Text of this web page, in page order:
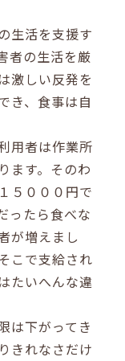
生活を支援す
者の生活を厳
激しい反発を
き、食事は自
用者は作業所
ます。そのわ
５０００円で
ったら食べな
が増えまし
こで支給され
たいへんな違
は下がってき
きれなさだけ